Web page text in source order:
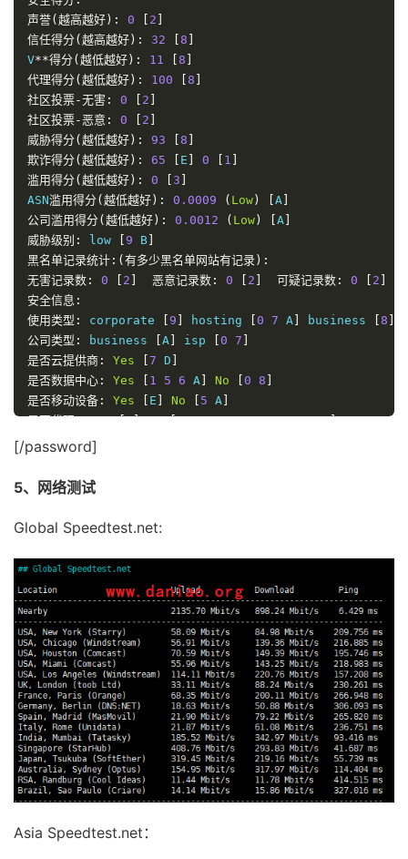
声誉(越高越好):
0 [ 2 ]
信任得分(越高越好):
32 [8 ]
V**得分(越低越好): 11 [8 ]
代理得分(越低越好):
100 [8 ]
社区投票-无害:
0 [ 2 ]
社区投票-恶意:
0 [ 2 ]
威胁得分(越低越好):
93 [8 ]
欺诈得分(越低越好):
65 [ E ] 0 [ 1 ]
滥用得分(越低越好):
0 [3 ]
ASN滥用得分(越低越好): 0.0009 ( Low) [A ]
公司滥用得分(越低越好):
0.0012 ( Low) [A ]
威胁级别:
low [9 B]
黑名单记录统计:(有多少黑名单网站有记录):
无害记录数:
0 [ 2 ] 恶意记录数: 0 [ 2 ] 可疑记录数: 0 [ 2 ]
安全信息:
使用类型:
corporate [9 ] hosting [0 7 A ] business [8 ]
公司类型:
business [A ] isp [0 7 ]
是否云提供商:
Yes [7 D ]
是否数据中心:
Yes [ 1 5 6 A ] No [0 8 ]
是否移动设备:
Yes [ E ] No [ 5 A ]
是否代理: Yes [E] No [0 1 4 5 6 7 8 9 A B D]
No
是否Tor出口:
是否匿名:
7
是否攻击者:
是否滥用者: No [7 8 A D E]
是否中继: No [0 7 8 D]
是否Bogon: No [7 8 A D]
是否机器人: No [E]
DNS-黑名单: 338 Total_Check) Clean) 9(Blacklisted
Google搜索可行性：
端口 25检测:
本地: No
163邮箱：No
[/password]
5、网络测试
Global Speedtest.net:
Asia Speedtest.net：